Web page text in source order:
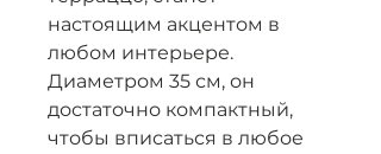
настоящим акцентом в
любом интерьере.
Диаметром 35 см, он
достаточно компактный,
чтобы вписаться в любое